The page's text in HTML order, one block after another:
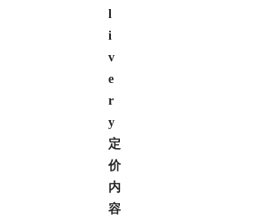
l
i
v
e
r
y
定
价
内
容